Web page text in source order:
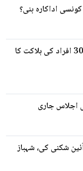
اداکارہ بنی؟
یوکرین: ماریوپول تھیٹر پر روسی بمباری، 300 افراد کی ہلاکت کا
اجلاس جاری
شکنی کی، شہباز